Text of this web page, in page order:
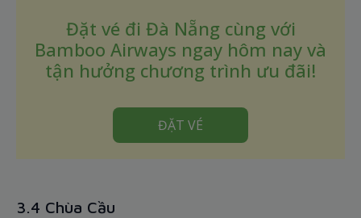
Đặt vé đi Đà Nẵng cùng với
Bamboo Airways ngay hôm nay và
tận hưởng chương trình ưu đãi!
ĐẶT VÉ
3.4 Chùa Cầu